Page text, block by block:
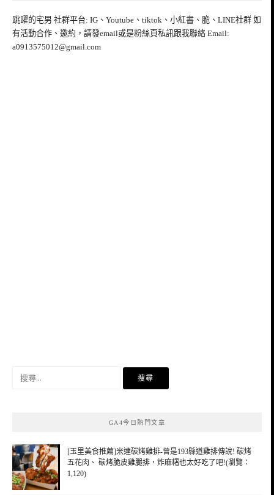
跳躍的宅男 社群平台: IG、Youtube、tiktok、小紅書、脆、LINE社群 如
有活動合作、邀約，請發email或是粉絲頁私訊跟我聯絡 Email:
a0913575012@gmail.com
GA4今日熱門文章
[玉里美食推薦]米達碳烤雞排-曾是193縣道雞排傳說! 碳烤
五花肉、 碳烤脆皮雞腿排，炸麻糬也太好吃了吧!(瀏覽：
1,120)